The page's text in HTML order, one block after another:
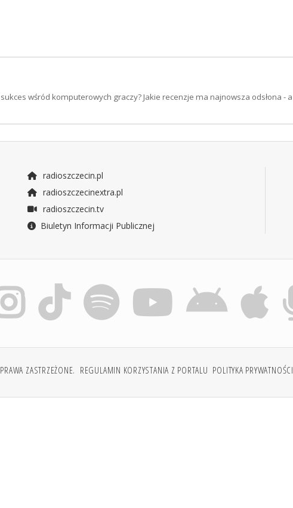
wśród komputerowych graczy? Jakie recenzje ma najnowsza odsłona - a
radioszczecin.pl
radioszczecinextra.pl
radioszczecin.tv
Biuletyn Informacji Publicznej
ZASTRZEŻONE. REGULAMIN KORZYSTANIA Z PORTALU POLITYKA PRYWATNOŚCI